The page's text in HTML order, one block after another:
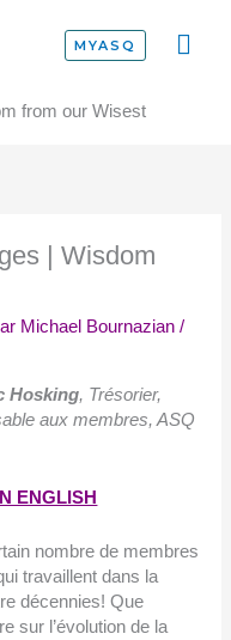
MYASQ
from our Wisest
| Wisdom
Michael Bournazian/
Hosking, Trésorier,
aux membres, ASQ
ENGLISH
nombre de membres
travaillent dans la
décennies! Que
sur l’évolution de la